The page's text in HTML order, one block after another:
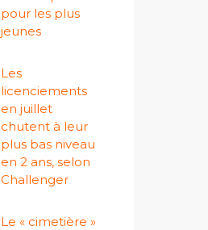
pour les plus
jeunes
Les
licenciements
en juillet
chutent à leur
plus bas niveau
en 2 ans, selon
Challenger
Le « cimetière »